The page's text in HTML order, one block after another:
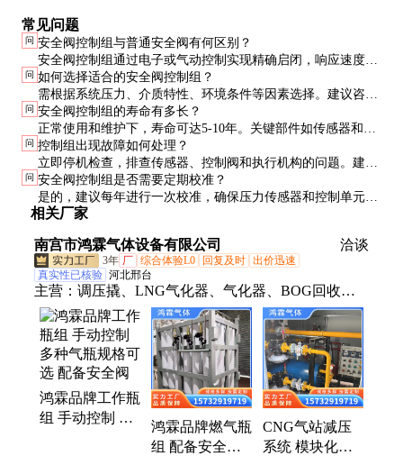
常见问题
问 安全阀控制组与普通安全阀有何区别？
安全阀控制组通过电子或气动控制实现精确启闭，响应速度和
精度远高于普通机械式安全阀。适用于对安全要求更高的场
合。
问 如何选择适合的安全阀控制组？
需根据系统压力、介质特性、环境条件等因素选择。建议咨询
专业供应商，确保控制组与安全阀及系统完全匹配。
问 安全阀控制组的寿命有多长？
正常使用和维护下，寿命可达5-10年。关键部件如传感器和执
行机构需定期检查，必要时更换。
问 控制组出现故障如何处理？
立即停机检查，排查传感器、控制阀和执行机构的问题。建议
备用一套控制组，确保系统不会因故障停运。
问 安全阀控制组是否需要定期校准？
是的，建议每年进行一次校准，确保压力传感器和控制单元的
准确性。校准需由专业人员进行。
相关厂家
南宫市鸿霖气体设备有限公司 洽谈
3年 厂 综合体验L0 回复及时 出价迅速
真实性已核验 河北邢台
主营： 调压撬、LNG气化器、气化器、BOG回收机
组、瓶组、气化撬、减压撬、LNG卸车小霸王、空温
式气化器、水浴式汽化器、BOG气体压缩设备、气体
汇流排、CNG减压撬、LPG汽化器、LPG气化炉、低
温泵、气体调压装置、燃气调压箱、混合气配比柜、
气化调压撬、LNG气化撬、LNG气化站、城市燃气门
站、工厂集中供气系统、空温汽化调压器
鸿霖品牌工作瓶
组 手动控制 多
鸿霖品牌燃气瓶
组 配备安全阀
CNG气站减压
系统 模块化设